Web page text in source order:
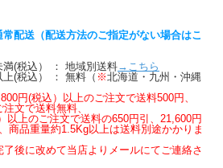
配送（配送方法のご指定がない場合はこ
(税込） ： 地域別送料→こちら
(税込） ： 無料（ ※北海道・九州・沖縄
円(税込）以上のご注文で送料500円、
文で送料無料、
上のご注文で送料の650円引、21,600円
商品重量約1.5Kg以上は送料別途かかりま
後に改めて当店よりメールにてご連絡さ